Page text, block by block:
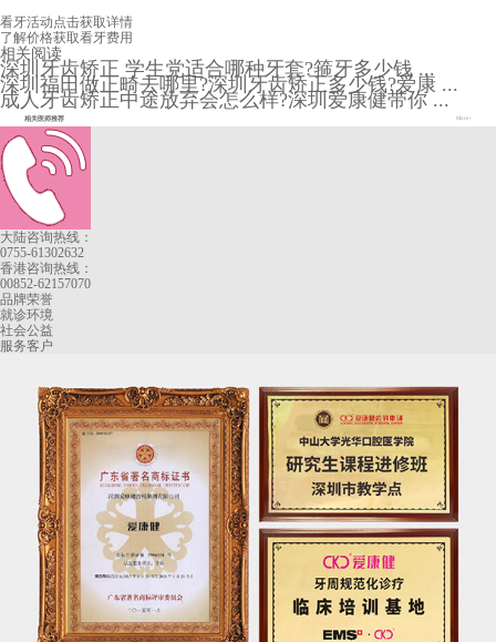
看牙活动点击获取详情
了解价格获取看牙费用
相关阅读
深圳牙齿矫正 学生党适合哪种牙套?箍牙多少钱 ...
深圳福田做正畸去哪里?深圳牙齿矫正多少钱?爱康 ...
成人牙齿矫正中途放弃会怎么样?深圳爱康健带你 ...
相关医师推荐 More+
大陆咨询热线：
0755-61302632
香港咨询热线：
00852-62157070
品牌荣誉
就诊环境
社会公益
服务客户